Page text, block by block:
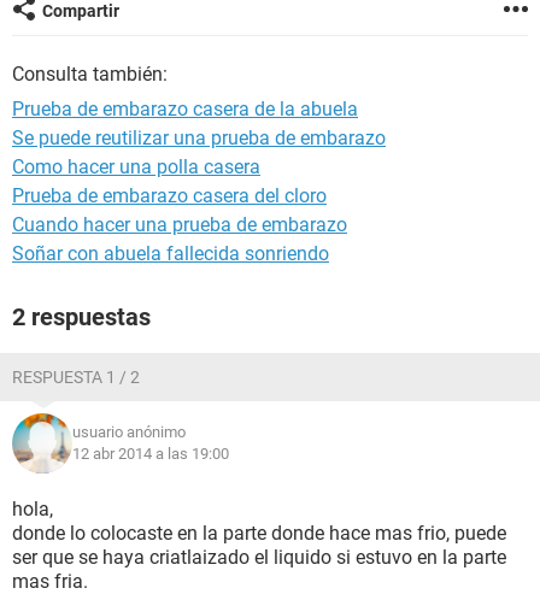
Compartir
Consulta también:
Prueba de embarazo casera de la abuela
Se puede reutilizar una prueba de embarazo
Como hacer una polla casera
Prueba de embarazo casera del cloro
Cuando hacer una prueba de embarazo
Soñar con abuela fallecida sonriendo
2 respuestas
RESPUESTA 1 / 2
usuario anónimo
12 abr 2014 a las 19:00
hola,
donde lo colocaste en la parte donde hace mas frio, puede
ser que se haya criatlaizado el liquido si estuvo en la parte
mas fria.